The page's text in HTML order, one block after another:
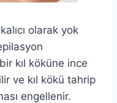
olarak yok
kıl köküne ince
ve kıl kökü tahrip
engellenir.